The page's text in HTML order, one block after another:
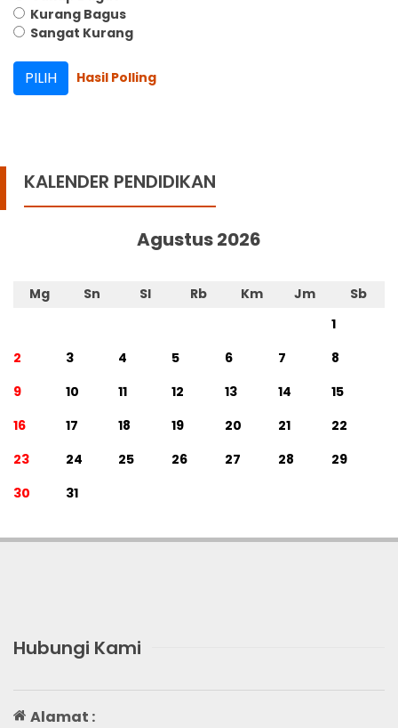
Kurang Bagus
Sangat Kurang
Hasil Polling
KALENDER PENDIDIKAN
Agustus 2026
Mg Sn Sl Rb Km Jm
Sb
1
2
3 4 5 6 7
8
9
10 11 12 13 14
15
16
17 18 19 20 21
22
23
24 25 26 27 28
29
30
31
Hubungi Kami
Alamat :